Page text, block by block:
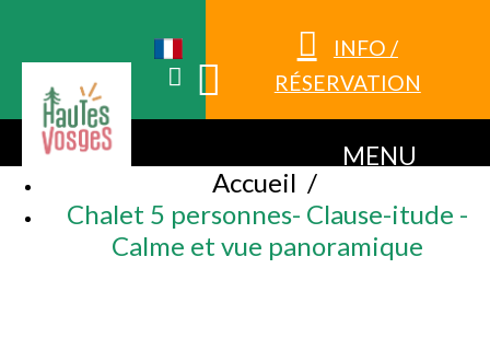
INFO /
RÉSERVATION
MENU
Accueil /
Chalet 5 personnes- Clause-itude -
Calme et vue panoramique